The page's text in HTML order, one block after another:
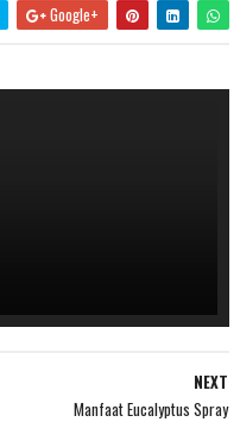
Google+
NEXT
Manfaat Eucalyptus Spray